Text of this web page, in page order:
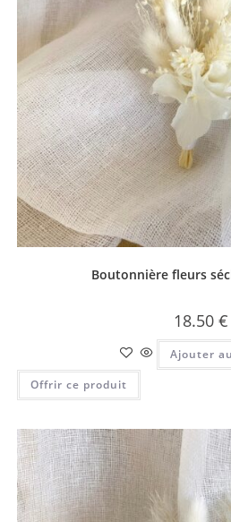
Boutonnière fleurs
18.50 €
Ajouter
Offrir ce produit